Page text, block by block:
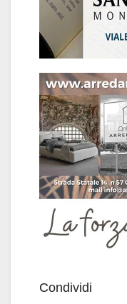
Condividi